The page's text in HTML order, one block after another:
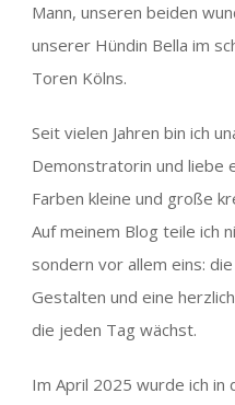
Mann, unseren beiden
unserer Hündin Bella im
Toren Kölns.
Seit vielen Jahren bin ich
Demonstratorin und liebe
Farben kleine und große
Auf meinem Blog teile ich
sondern vor allem eins:
Gestalten und eine
die jeden Tag wächst.
Im April 2025 wurde ich in